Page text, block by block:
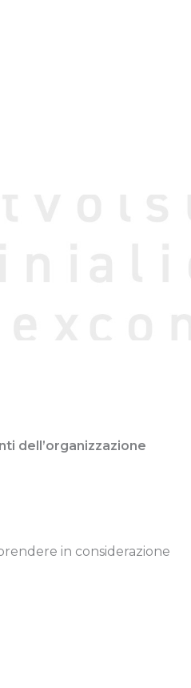
dell’organizzazione
in considerazione